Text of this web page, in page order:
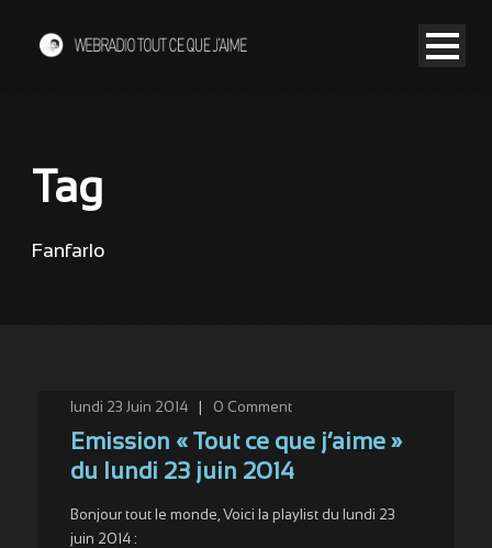
Tag
Fanfarlo
lundi 23 Juin 2014 0 Comment
Emission « Tout ce que j’aime »
du lundi 23 juin 2014
Bonjour tout le monde, Voici la playlist du lundi 23
juin 2014 :